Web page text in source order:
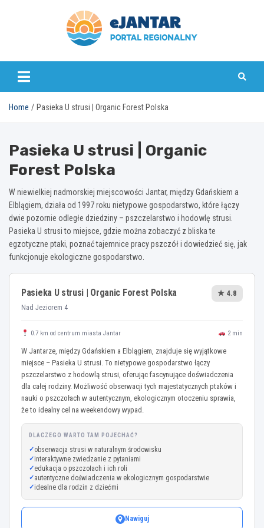
ejantar.pl
Home Pasieka U strusi | Organic Forest Polska
Pasieka U strusi | Organic
Forest Polska
W niewielkiej nadmorskiej miejscowości Jantar, między Gdańskiem a
Elblągiem, działa od 1997 roku nietypowe gospodarstwo, które łączy
dwie pozornie odległe dziedziny – pszczelarstwo i hodowlę strusi.
Pasieka U strusi to miejsce, gdzie można zobaczyć z bliska te
egzotyczne ptaki, poznać tajemnice pracy pszczół i dowiedzieć się, jak
funkcjonuje ekologiczne gospodarstwo.
Pasieka U strusi | Organic Forest Polska
Nad Jeziorem 4
★ 4.8
0.7 km od centrum miasta Jantar 2 min
W Jantarze, między Gdańskiem a Elblągiem, znajduje się wyjątkowe
miejsce – Pasieka U strusi. To nietypowe gospodarstwo łączy
pszczelarstwo z hodowlą strusi, oferując fascynujące doświadczenia
dla całej rodziny. Możliwość obserwacji tych majestatycznych ptaków i
nauki o pszczołach w autentycznym, ekologicznym otoczeniu sprawia,
że to idealny cel na weekendowy wypad.
DLACZEGO WARTO TAM POJECHAĆ?
obserwacja strusi w naturalnym środowisku
interaktywne zwiedzanie z pytaniami
edukacja o pszczołach i ich roli
autentyczne doświadczenia w ekologicznym gospodarstwie
idealne dla rodzin z dziećmi
Nawiguj